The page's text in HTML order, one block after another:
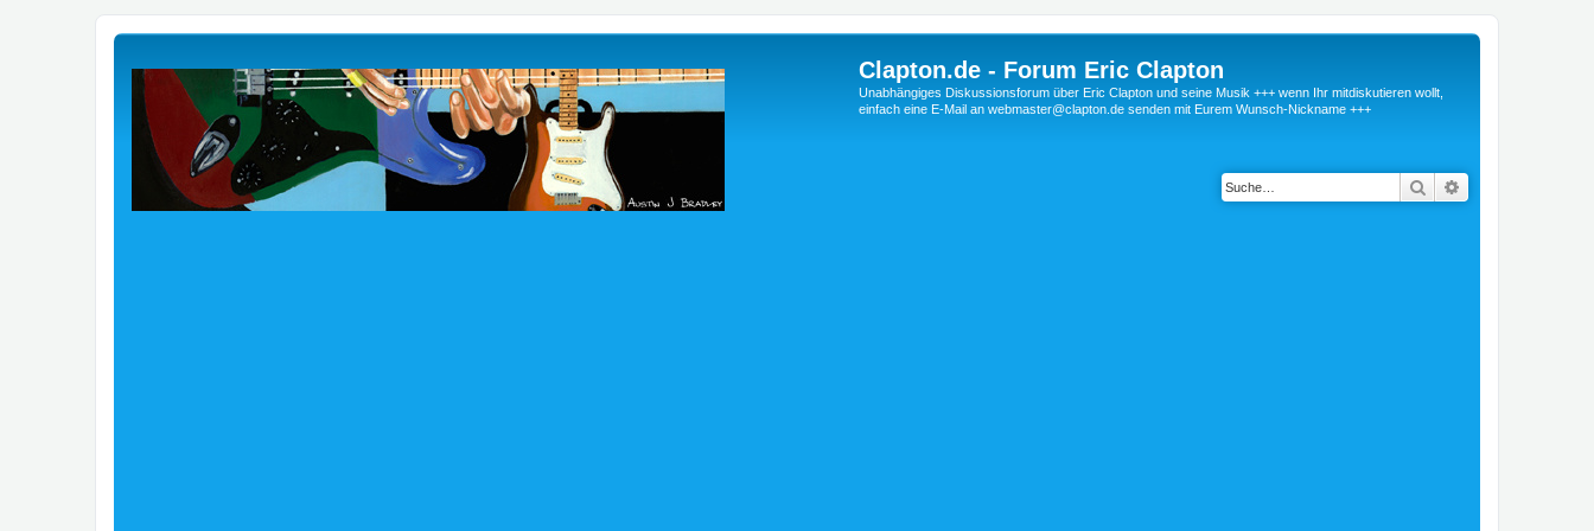
Clapton.de - Forum Eric Clapton
Unabhängiges Diskussionsforum über Eric Clapton und seine Musik +++ wenn Ihr mitdiskutieren wollt,
einfach eine E-Mail an webmaster@clapton.de senden mit Eurem Wunsch-Nickname +++
Suche